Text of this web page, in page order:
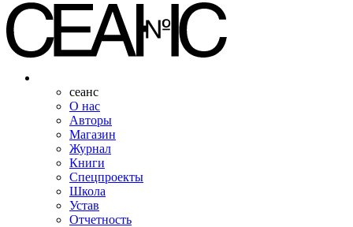
сеанс
О нас
Авторы
Магазин
Журнал
Книги
Спецпроекты
Школа
Устав
Отчетность